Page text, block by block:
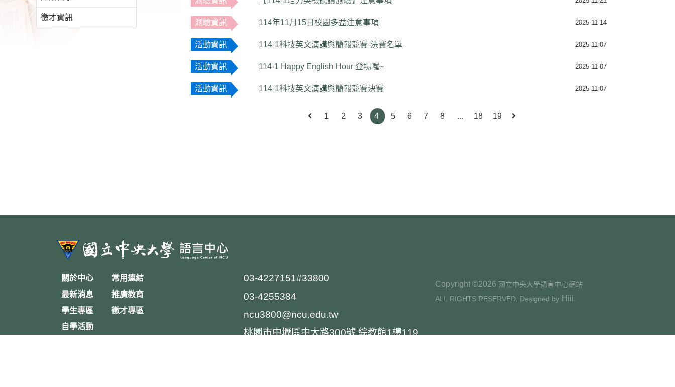
徵才資訊
測驗資訊 114年11月15日校園多益注意事項 2025-11-14
活動資訊 114-1科技英文演講與簡報競賽-決賽名單 2025-11-07
活動資訊 114-1 Happy English Hour 登場囉~ 2025-11-07
活動資訊 114-1科技英文演講與簡報競賽決賽 2025-11-07
1 2 3 4 5 6 7 8 ... 18 19
關於中心
最新消息
學生專區
自學活動
常用連結
推廣教育
徵才專區
03-4227151#33800
03-4255384
ncu3800@ncu.edu.tw
桃園市中壢區中大路300號 綜教館1樓119
Copyright ©2026 國立中央大學語言中心網站
ALL RIGHTS RESERVED. Designed by Hiii